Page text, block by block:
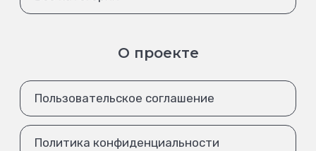
О проекте
Пользовательское соглашение
Политика конфиденциальности